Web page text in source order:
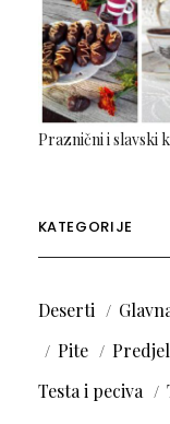
Praznični i slavski
KATEGORIJE
Deserti
Pite
Testa i peciva